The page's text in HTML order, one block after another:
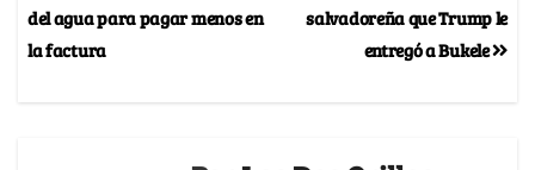
salvadoreña que Trump le
entregó a Bukele
del agua para pagar menos en
la factura